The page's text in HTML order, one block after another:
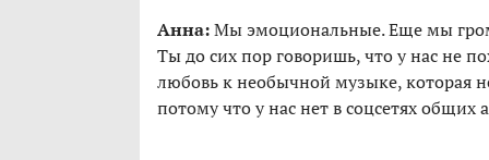
Анна:Мы эмоциональные. Еще мы
Ты до сих пор говоришь, что у нас не
любовь к необычной музыке, которая
потому что у нас нет в соцсетях общих